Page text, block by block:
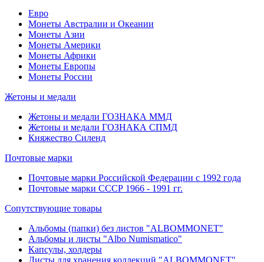
Евро
Монеты Австралии и Океании
Монеты Азии
Монеты Америки
Монеты Африки
Монеты Европы
Монеты России
Жетоны и медали
Жетоны и медали ГОЗНАКА ММД
Жетоны и медали ГОЗНАКА СПМД
Княжество Силенд
Почтовые марки
Почтовые марки Российской Федерации с 1992 года
Почтовые марки СССР 1966 - 1991 гг.
Сопутствующие товары
Альбомы (папки) без листов "ALBOMMONET"
Альбомы и листы "Albo Numismatico"
Капсулы, холдеры